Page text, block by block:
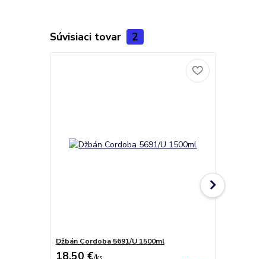
Súvisiaci tovar 2
Džbán Cordoba 5691/U 1500ml